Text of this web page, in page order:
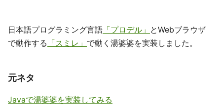
日本語プログラミング言語 「プロデル」 とWebブラウザ
で動作する 「スミレ」 で動く湯婆婆を実装しました。
元ネタ
Javaで湯婆婆を実装してみる